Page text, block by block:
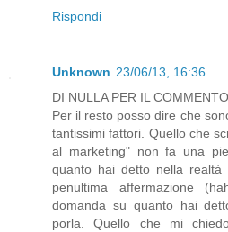
Rispondi
Unknown 23/06/13, 16:36
DI NULLA PER IL COMMENTO.
Per il resto posso dire che
tantissimi fattori. Quello che
al marketing" non fa una
quanto hai detto nella
penultima affermazione
domanda su quanto hai
porla. Quello che mi